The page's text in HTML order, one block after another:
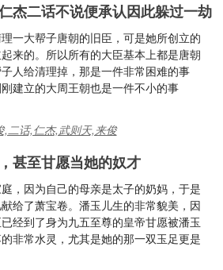
杰二话不说便承认因此躲过一劫
一大帮子唐朝的旧臣，可是她所创立的
来的。所以所有的大臣基本上都是唐朝
人给清理掉，那是一件非常困难的事
建立的大周王朝也是一件不小的事
,二话,仁杰,武则天,来俊
甚至甘愿当她的奴才
，因为自己的母亲是太子的奶妈，于是
给了萧宝卷。潘玉儿生的非常貌美，因
经到了身为九五至尊的皇帝甘愿被潘玉
非常水灵，尤其是她的那一双玉足更是